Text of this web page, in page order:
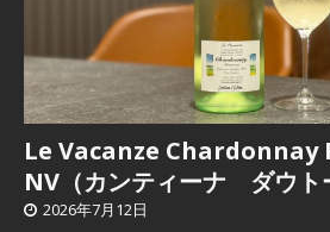
Le Vacanze Chardonnay
NV（カンティーナ ダウト
2026年7月12日